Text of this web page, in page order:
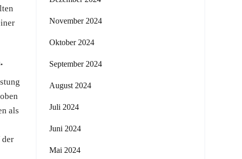
als
der
November 2024
Oktober 2024
September 2024
August 2024
Juli 2024
Juni 2024
Mai 2024